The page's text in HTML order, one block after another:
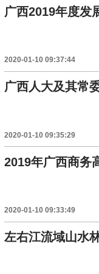
广西2019年度发
2020-01-10 09:37:44
广西人大及其常
2020-01-10 09:35:29
2019年广西商务
2020-01-10 09:33:49
左右江流域山水